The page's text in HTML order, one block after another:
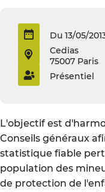
Du 13/05/
Cedias
75007 Paris
Présentiel
L'objectif est
Conseils généraux
statistique fiable
population des
de protection de